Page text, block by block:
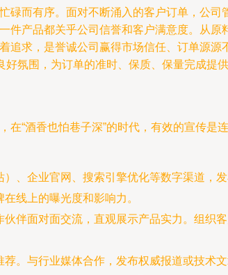
而有序。面对不断涌入的客户订单，公
产品都关乎公司信誉和客户满意度。从
求，是誉诚公司赢得市场信任、订单源
氛围，为订单的准时、保质、保量完成提供
“酒香也怕巷子深”的时代，有效的宣传是
、企业官网、搜索引擎优化等数字渠道，
线上的曝光度和影响力。
伴面对面交流，直观展示产品实力。组织
。与行业媒体合作，发布权威报道或技术